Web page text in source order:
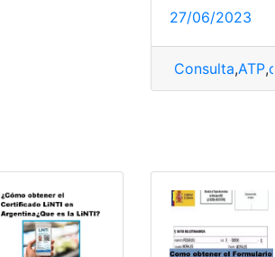
27/06/2023
Consulta,ATP,